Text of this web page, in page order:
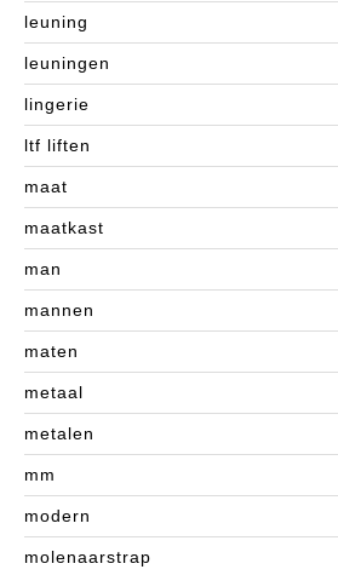
leuning
leuningen
lingerie
ltf liften
maat
maatkast
man
mannen
maten
metaal
metalen
mm
modern
molenaarstrap